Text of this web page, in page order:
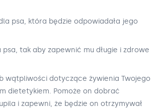
psa, która będzie odpowiadała jego
tak aby zapewnić mu długie i zdrowe
wątpliwości dotyczące żywienia Twojego
dietetykiem. Pomoże on dobrać
i zapewni, że będzie on otrzymywał